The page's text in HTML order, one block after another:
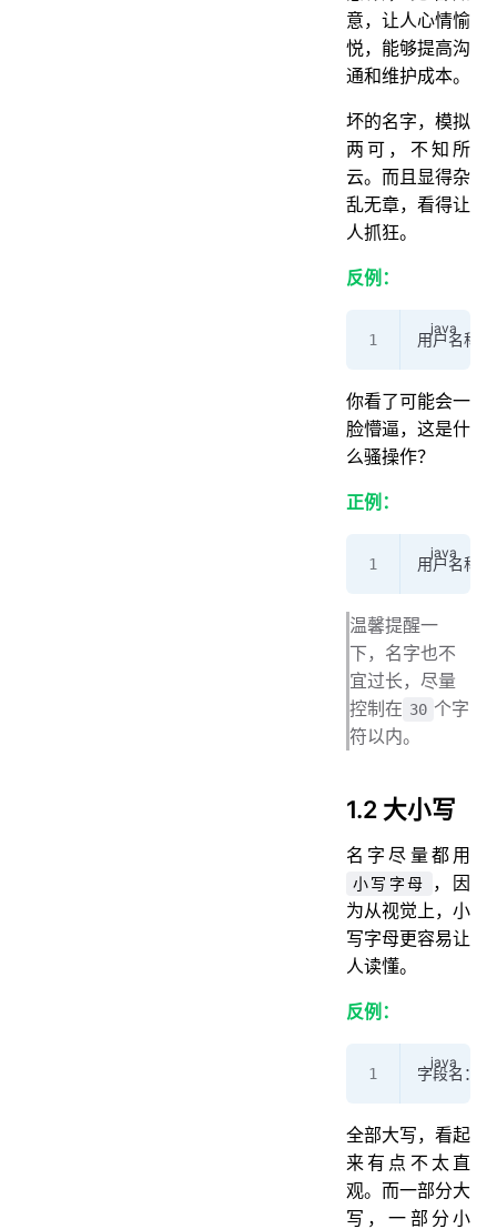
意，让人心情愉
悦，能够提高沟
通和维护成本。
坏的名字，模拟
两可，不知所
云。而且显得杂
乱无章，看得让
人抓狂。
反例：
用户名称
你看了可能会一
脸懵逼，这是什
么骚操作？
正例：
用户名称
温馨提醒一
下，名字也不
宜过长，尽量
控制在 30 个字
符以内。
1.2 大小写
名字尽量都用
小写字母
，因
为从视觉上，小
写字母更容易让
人读懂。
反例：
字段名：
全部大写，看起
来有点不太直
观。而一部分大
写，一部分小